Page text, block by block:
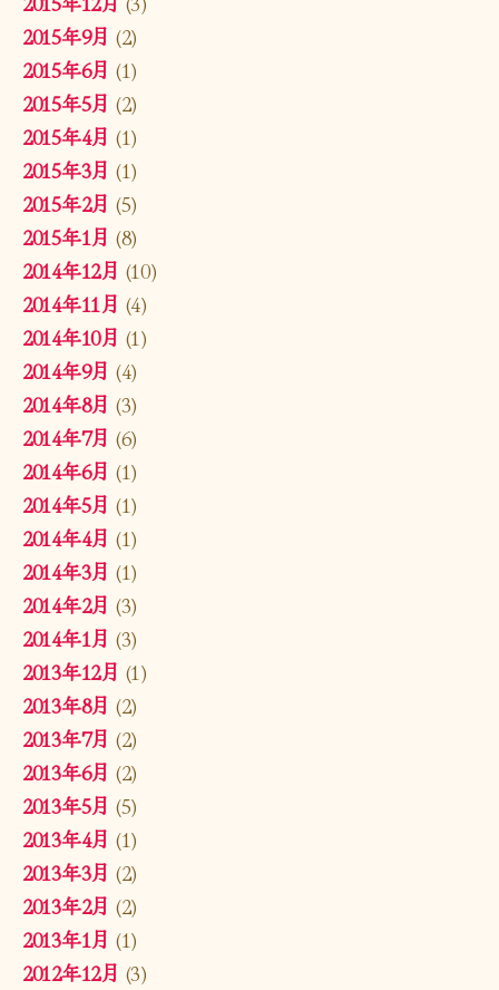
2015年9月 (2)
2015年6月 (1)
2015年5月 (2)
2015年4月 (1)
2015年3月 (1)
2015年2月 (5)
2015年1月 (8)
2014年12月 (10)
2014年11月 (4)
2014年10月 (1)
2014年9月 (4)
2014年8月 (3)
2014年7月 (6)
2014年6月 (1)
2014年5月 (1)
2014年4月 (1)
2014年3月 (1)
2014年2月 (3)
2014年1月 (3)
2013年12月 (1)
2013年8月 (2)
2013年7月 (2)
2013年6月 (2)
2013年5月 (5)
2013年4月 (1)
2013年3月 (2)
2013年2月 (2)
2013年1月 (1)
2012年12月 (3)